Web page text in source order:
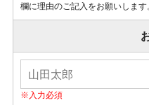
欄に理由のご記入をお願いします